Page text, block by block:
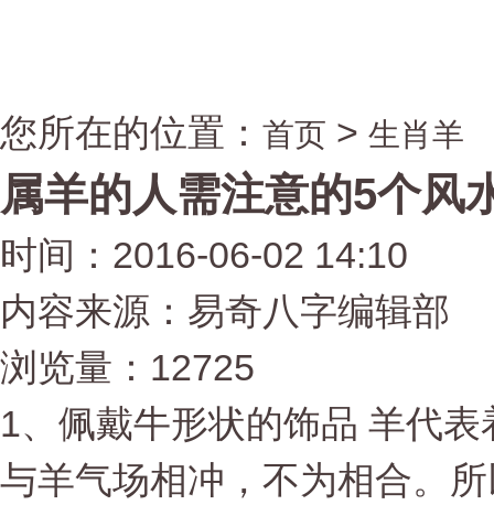
您所在的位置： 首页 > 生肖羊
属羊的人需注意的5个风
时间：2016-06-02 14:10
内容来源：易奇八字编辑部
浏览量：12725
1、佩戴牛形状的饰品 羊代
与羊气场相冲，不为相合。